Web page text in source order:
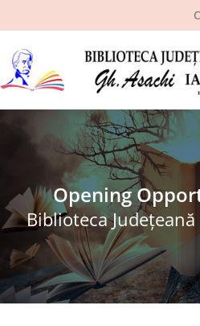
Despre bibliotecă
Pagina cititorului
Ştiri şi evenimente
Programe şi proiecte
Interes public
Opening
Biblioteca Judeţeană